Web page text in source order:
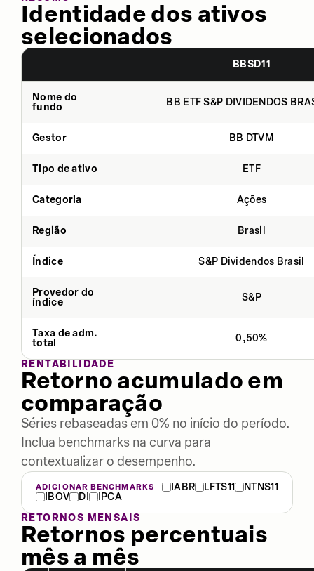
Identidade dos ativos
selecionados
BBSD11
Nome do
fundo
BB ETF S&P DIVIDENDOS
Gestor BB DTVM
Tipo de ativo ETF
Categoria Ações
Região Brasil
Índice S&P Dividendos Brasil
Provedor do
índice
S&P
Taxa de adm.
total
0,50%
RENTABILIDADE
Retorno acumulado em
comparação
Séries rebaseadas em 0% no início do período.
Inclua benchmarks na curva para
contextualizar o desempenho.
ADICIONAR BENCHMARKS IABR LFTS11
NTNS11
IBOV
DI
IPCA
RETORNOS MENSAIS
Retornos percentuais
mês a mês